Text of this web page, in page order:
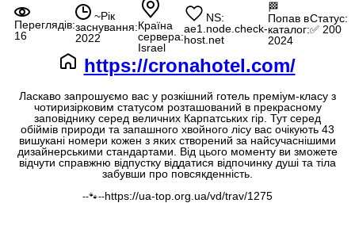
Переглядів:
16
~Рік
заснування:
2022
Країна
сервера:
Israel
NS:
ae1.node.check-
host.net
🏁
Попав в
каталог:
2024
Статус:
✅ 200
https://cronahotel.com/
Ласкаво запрошуємо вас у розкішний готель преміум-класу з
чотиризірковим статусом розташований в прекрасному
заповіднику серед величних Карпатських гір. Тут серед
обіймів природи та запашного хвойного лісу вас очікують 43
вишукані номери кожен з яких створений за найсучаснішими
дизайнерськими стандартами. Від цього моменту ви зможете
відчути справжню відпустку віддатися відпочинку душі та тіла
забувши про повсякденність.
--🐾--https://ua-top.org.ua/vd/trav/1275